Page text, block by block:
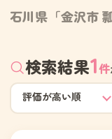
石川県「金沢市
検索結果1件